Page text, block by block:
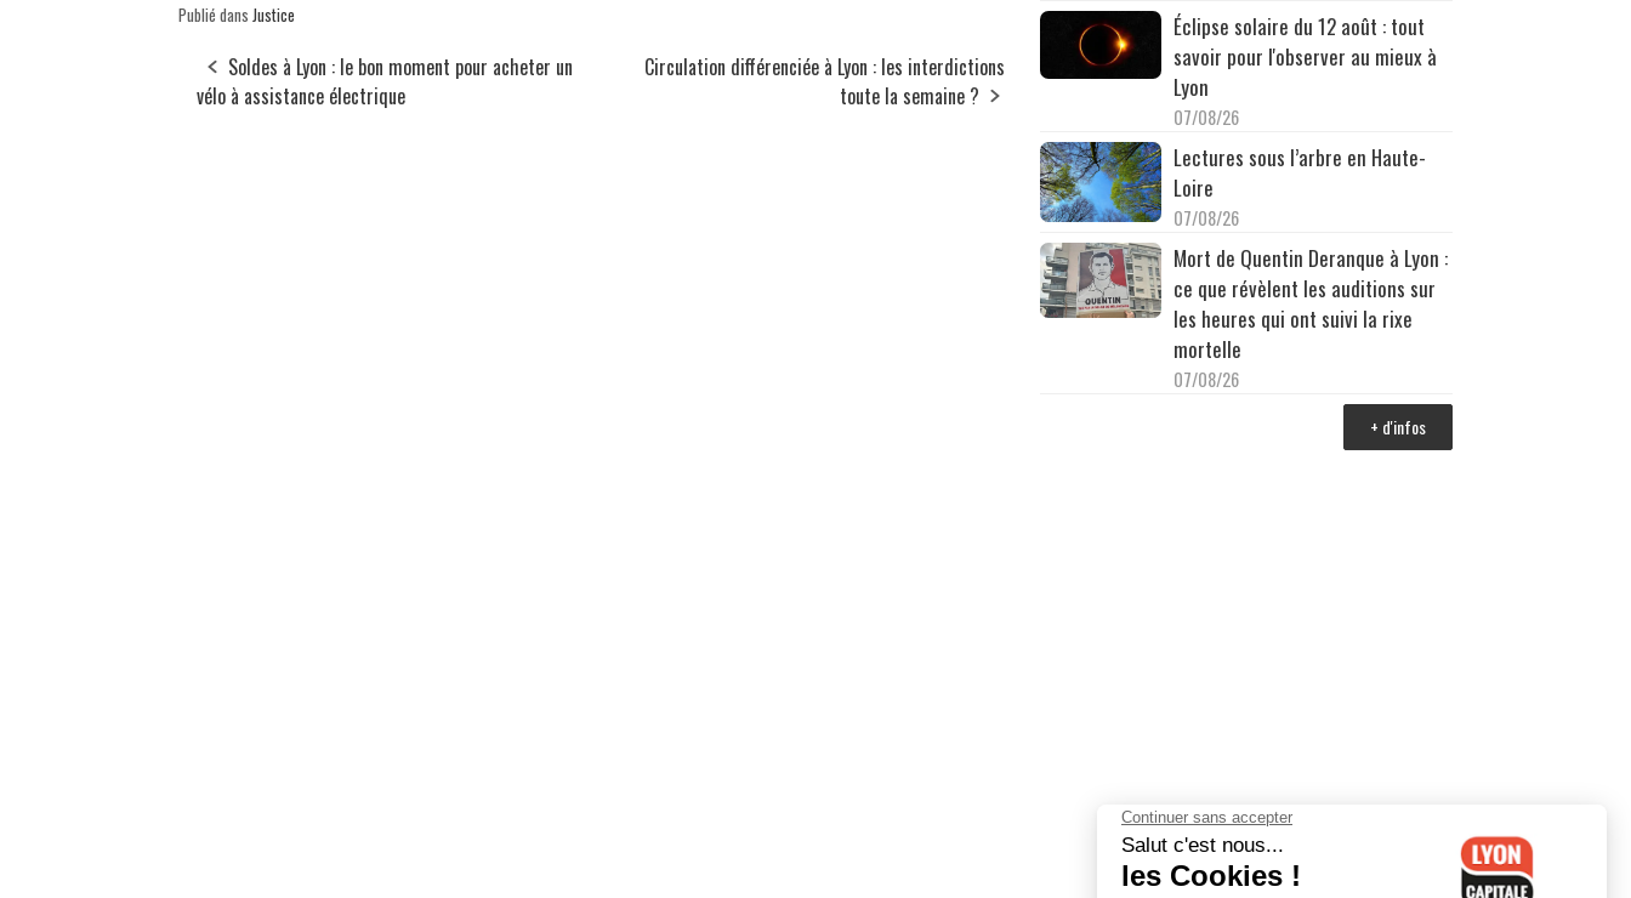
Publié dans Justice
Soldes à Lyon : le bon moment pour acheter un
vélo à assistance électrique
Circulation différenciée à Lyon : les interdictions
toute la semaine ?
Éclipse solaire du 12 août : tout
savoir pour l'observer au mieux à
Lyon
07/08/26
Lectures sous l’arbre en Haute-
Loire
07/08/26
Mort de Quentin Deranque à Lyon :
ce que révèlent les auditions sur
les heures qui ont suivi la rixe
mortelle
07/08/26
+ d'infos